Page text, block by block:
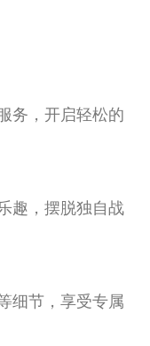
务，开启轻松的
趣，摆脱独自战
细节，享受专属